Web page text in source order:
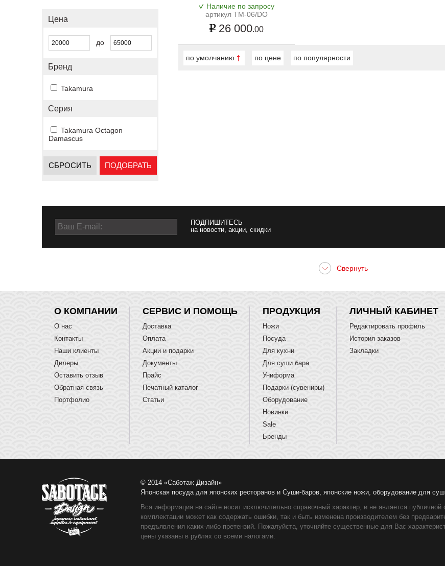
Цена
до
Бренд
Takamura
Серия
Takamura Octagon
Damascus
СБРОСИТЬ ПОДОБРАТЬ
Наличие по запросу
артикул TM-06/DO
26 000.00
по умолчанию по цене по популярности
ПОДПИШИТЕСЬ
на новости, акции, скидки
О КОМПАНИИ
О нас
Контакты
Наши клиенты
Дилеры
Оставить отзыв
Обратная связь
Портфолио
СЕРВИС И ПОМОЩЬ
Доставка
Оплата
Акции и подарки
Документы
Прайс
Печатный каталог
Статьи
ПРОДУКЦИЯ
Ножи
Посуда
Для кухни
Для суши бара
Униформа
Подарки (сувениры)
Оборудование
Новинки
Sale
Бренды
ЛИЧНЫЙ КАБИНЕТ
Редактировать профиль
История заказов
Закладки
© 2014 «Саботаж Дизайн»
Японская посуда для японских ресторанов и Суши-баров, японские ножи, оборудование для
Вся информация на сайте носит исключительно справочный характер, и не является
комплектации может как содержать ошибки, так и быть изменена производителем без
предъявления каких-либо претензий. Пожалуйста, уточняйте существенные для Вас
цены указаны в рублях со всеми налогами.